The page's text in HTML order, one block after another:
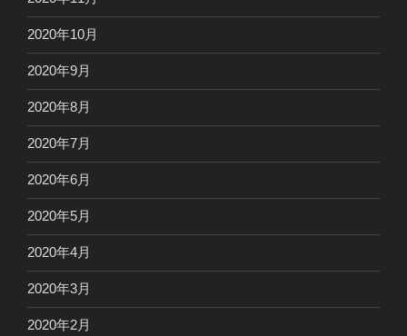
2020年10月
2020年9月
2020年8月
2020年7月
2020年6月
2020年5月
2020年4月
2020年3月
2020年2月